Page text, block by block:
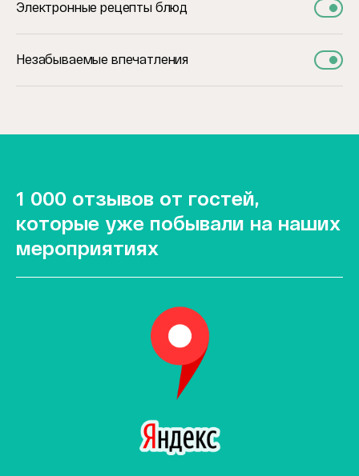
Электронные рецепты блюд
Незабываемые впечатления
1 000 отзывов от гостей,
которые уже побывали на наших
мероприятиях